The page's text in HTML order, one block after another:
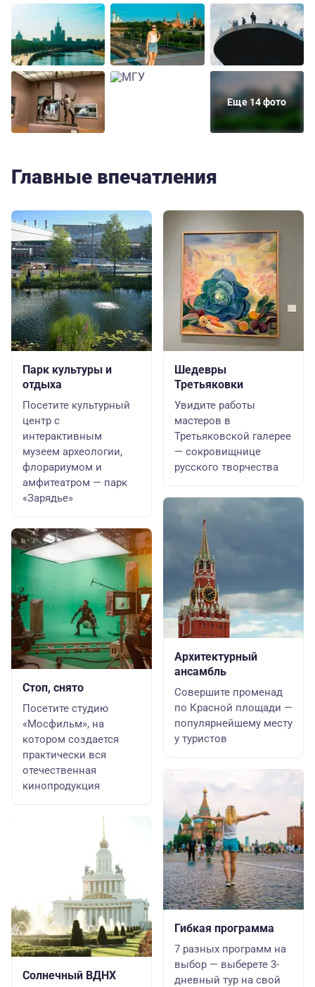
Еще 14 фото
Главные впечатления
Парк культуры и
отдыха
Посетите культурный
центр с
интерактивным
музеем археологии,
флорариумом и
амфитеатром — парк
«Зарядье»
Стоп, снято
Посетите студию
«Мосфильм», на
котором создается
практически вся
отечественная
кинопродукция
Солнечный ВДНХ
Шедевры
Третьяковки
Увидите работы
мастеров в
Третьяковской галерее
— сокровищнице
русского творчества
Архитектурный
ансамбль
Совершите променад
по Красной площади —
популярнейшему месту
у туристов
Гибкая программа
7 разных программ на
выбор — выберете 3-
дневный тур на свой